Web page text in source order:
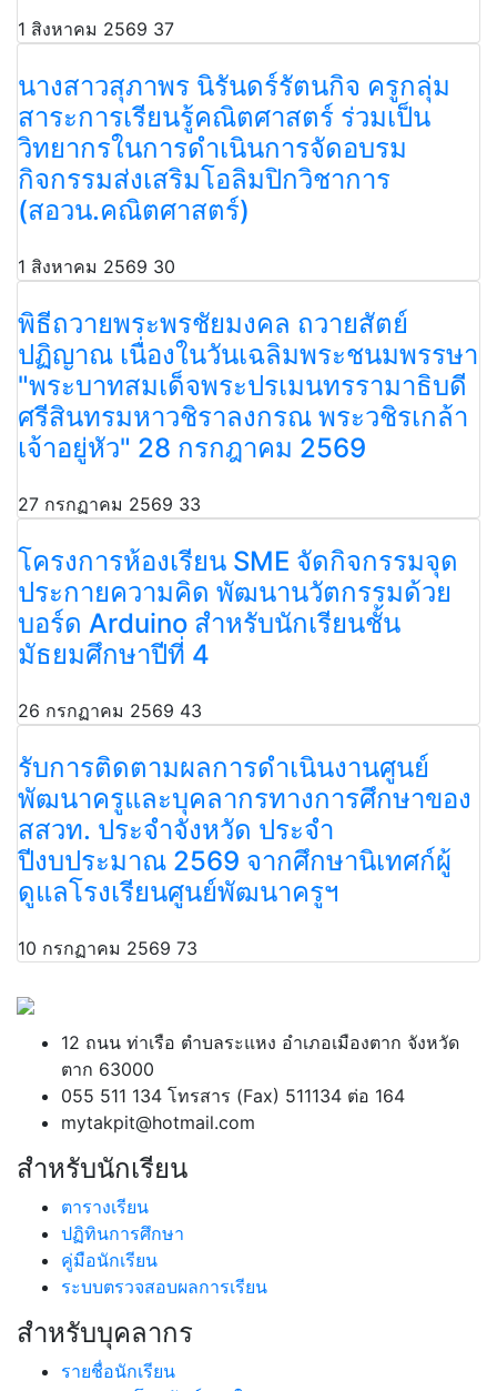
1 สิงหาคม 2569 37
นางสาวสุภาพร นิรันดร์รัตนกิจ ครูกลุ่ม
สาระการเรียนรู้คณิตศาสตร์ ร่วมเป็น
วิทยากรในการดำเนินการจัดอบรม
กิจกรรมส่งเสริมโอลิมปิกวิชาการ
(สอวน.คณิตศาสตร์)
1 สิงหาคม 2569 30
พิธีถวายพระพรชัยมงคล ถวายสัตย์
ปฏิญาณ เนื่องในวันเฉลิมพระชนมพรรษา
"พระบาทสมเด็จพระปรเมนทรรามาธิบดี
ศรีสินทรมหาวชิราลงกรณ พระวชิรเกล้า
เจ้าอยู่หัว" 28 กรกฎาคม 2569
27 กรกฏาคม 2569 33
โครงการห้องเรียน SME จัดกิจกรรมจุด
ประกายความคิด พัฒนานวัตกรรมด้วย
บอร์ด Arduino สำหรับนักเรียนชั้น
มัธยมศึกษาปีที่ 4
26 กรกฏาคม 2569 43
รับการติดตามผลการดำเนินงานศูนย์
พัฒนาครูและบุคลากรทางการศึกษาของ
สสวท. ประจำจังหวัด ประจำ
ปีงบประมาณ 2569 จากศึกษานิเทศก์ผู้
ดูแลโรงเรียนศูนย์พัฒนาครูฯ
10 กรกฏาคม 2569 73
12 ถนน ท่าเรือ ตำบลระแหง อำเภอเมืองตาก จังหวัด
ตาก 63000
055 511 134 โทรสาร (Fax) 511134 ต่อ 164
mytakpit@hotmail.com
สำหรับนักเรียน
ตารางเรียน
ปฏิทินการศึกษา
คู่มือนักเรียน
ระบบตรวจสอบผลการเรียน
สำหรับบุคลากร
รายชื่อนักเรียน